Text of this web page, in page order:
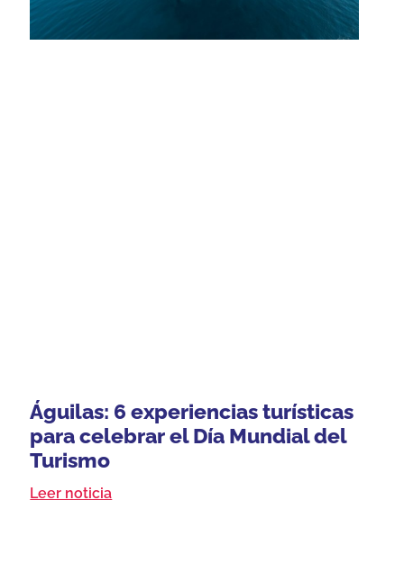
Águilas: 6 experiencias turísticas
para celebrar el Día Mundial del
Turismo
Leer noticia